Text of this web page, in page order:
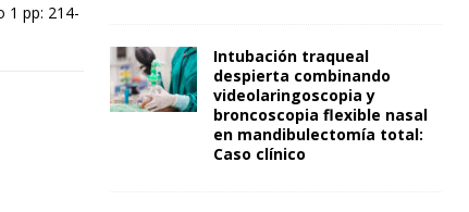
1 pp: 214-
Intubación traqueal
despierta combinando
videolaringoscopia y
broncoscopia flexible nasal
en mandibulectomía total:
Caso clínico